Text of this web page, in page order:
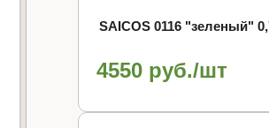
SAICOS 0116 "зеленый"
4550 руб./шт